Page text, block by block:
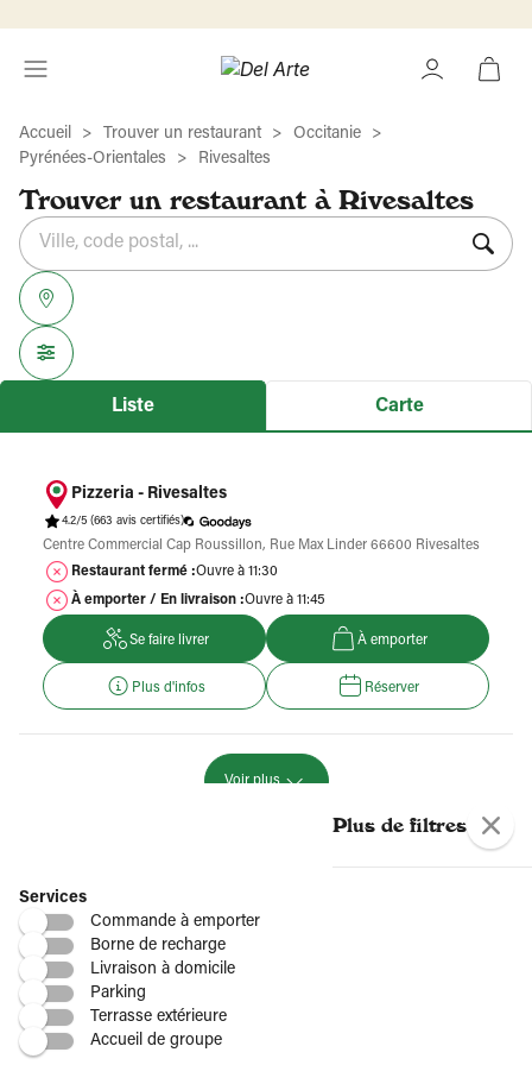
Accueil Trouver un restaurant
Occitanie
Pyrénées-Orientales
Rivesaltes
Trouver un restaurant à Rivesaltes
Rechercher
établissement
Veuillez
renseigner
une
adresse
{{count}}
résultat(s)
trouvé(s)
Plus de filtres
Services
Commande à emporter
Borne de recharge
Livraison à domicile
Parking
Terrasse extérieure
Accueil de groupe
Liste Carte
Pizzeria - Rivesaltes
4.2/5 (663 avis certifiés)
Centre Commercial Cap Roussillon, Rue Max Linder 66600 Rivesaltes
Restaurant fermé :Ouvre à 11:30
À emporter / En livraison :Ouvre à 11:45
Se faire livrer À emporter
Plus d'infos Réserver
Voir plus
Plus de restaurants Del Arte
Par région
Par département